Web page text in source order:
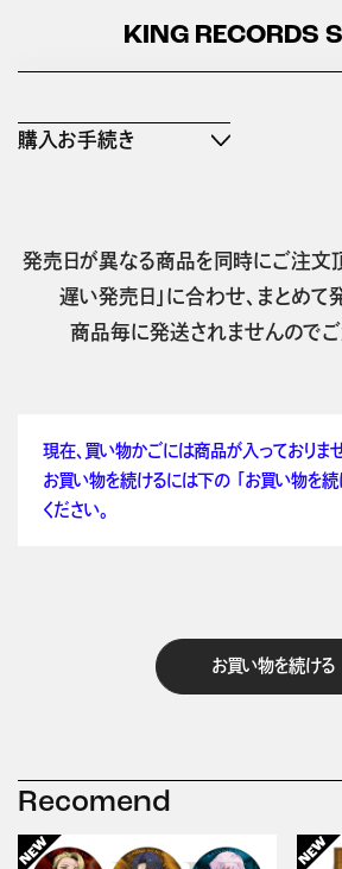
KING RECORDS
購入お手続き
発売日が異なる商品を同時にご注文
遅い発売日」に合わせ、まとめて
商品毎に発送されませんのでご
現在、買い物かごには商品が入っておりませ
お買い物を続けるには下の 「お買い物を続
ください。
お買い物を続ける
Recomend